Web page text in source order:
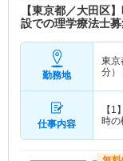
【東京都／大田区
設での理学療法士募
勤務地
東京
分）
仕事内容
【
時の